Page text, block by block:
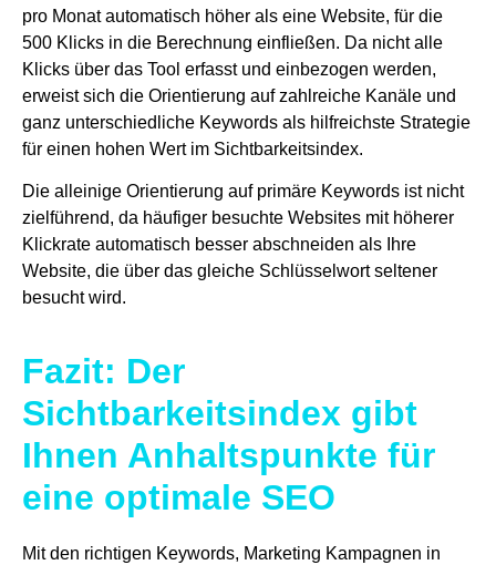
pro Monat automatisch höher als eine Website, für die
500 Klicks in die Berechnung einfließen. Da nicht alle
Klicks über das Tool erfasst und einbezogen werden,
erweist sich die Orientierung auf zahlreiche Kanäle und
ganz unterschiedliche Keywords als hilfreichste Strategie
für einen hohen Wert im Sichtbarkeitsindex.
Die alleinige Orientierung auf primäre Keywords ist nicht
zielführend, da häufiger besuchte Websites mit höherer
Klickrate automatisch besser abschneiden als Ihre
Website, die über das gleiche Schlüsselwort seltener
besucht wird.
Fazit: Der
Sichtbarkeitsindex gibt
Ihnen Anhaltspunkte für
eine optimale SEO
Mit den richtigen Keywords, Marketing Kampagnen in